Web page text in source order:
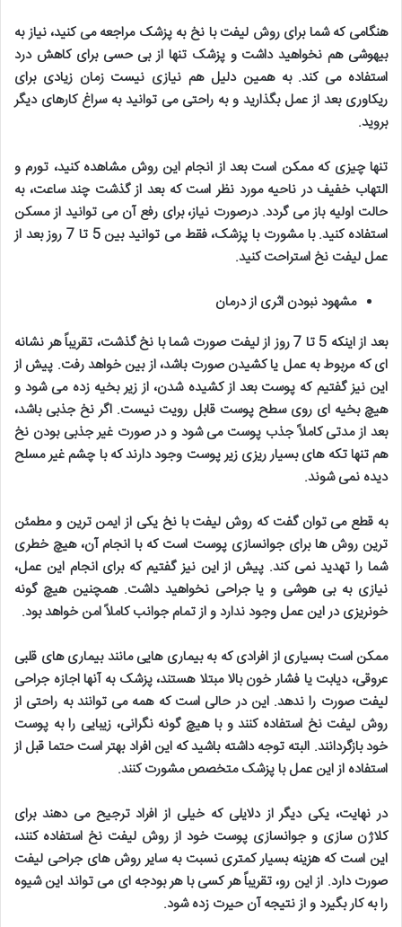
هنگامی که شما برای روش لیفت با نخ به پزشک مراجعه می کنید، نیاز به
بیهوشی هم نخواهید داشت و پزشک تنها از بی حسی برای کاهش درد
استفاده می کند. به همین دلیل هم نیازی نیست زمان زیادی برای
ریکاوری بعد از عمل بگذارید و به راحتی می توانید به سراغ کارهای دیگر
بروید.
تنها چیزی که ممکن است بعد از انجام این روش مشاهده کنید، تورم و
التهاب خفیف در ناحیه مورد نظر است که بعد از گذشت چند ساعت، به
حالت اولیه باز می گردد. درصورت نیاز، برای رفع آن می توانید از مسکن
استفاده کنید. با مشورت با پزشک، فقط می توانید بین 5 تا 7 روز بعد از
عمل لیفت نخ استراحت کنید.
مشهود نبودن اثری از درمان
بعد از اینکه 5 تا 7 روز از لیفت صورت شما با نخ گذشت، تقریباً هر نشانه
ای که مربوط به عمل یا کشیدن صورت باشد، از بین خواهد رفت. پیش از
این نیز گفتیم که پوست بعد از کشیده شدن، از زیر بخیه زده می شود و
هیچ بخیه ای روی سطح پوست قابل رویت نیست. اگر نخ جذبی باشد،
بعد از مدتی کاملاً جذب پوست می شود و در صورت غیر جذبی بودن نخ
هم تنها تکه های بسیار ریزی زیر پوست وجود دارند که با چشم غیر مسلح
دیده نمی شوند.
به قطع می توان گفت که روش لیفت با نخ یکی از ایمن ترین و مطمئن
ترین روش ها برای جوانسازی پوست است که با انجام آن، هیچ خطری
شما را تهدید نمی کند. پیش از این نیز گفتیم که برای انجام این عمل،
نیازی به بی هوشی و یا جراحی نخواهید داشت.همچنین هیچ گونه
خونریزی در این عمل وجود ندارد و از تمام جوانب کاملاً امن خواهد بود.
ممکن است بسیاری از افرادی که به بیماری هایی مانند بیماری های قلبی
عروقی، دیابت یا فشار خون بالا مبتلا هستند، پزشک به آنها اجازه جراحی
لیفت صورت را ندهد. این در حالی است که همه می توانند به راحتی از
روش لیفت نخ استفاده کنند و با هیچ گونه نگرانی، زیبایی را به پوست
خود بازگردانند. البته توجه داشته باشید که این افراد بهتر است حتما قبل از
استفاده از این عمل با پزشک متخصص مشورت کنند.
در نهایت، یکی دیگر از دلایلی که خیلی از افراد ترجیح می دهند برای
کلاژن سازی و جوانسازی پوست خود از روش لیفت نخ استفاده کنند،
این است که هزینه بسیار کمتری نسبت به سایر روش های جراحی لیفت
صورت دارد. از این رو، تقریباً هر کسی با هر بودجه ای می تواند این شیوه
را به کار بگیرد و از نتیجه آن حیرت زده شود.